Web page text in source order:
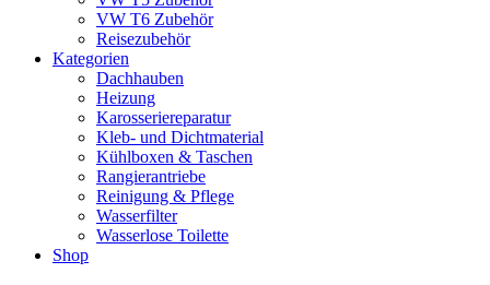
VW T6 Zubehör
Reisezubehör
Kategorien
Dachhauben
Heizung
Karosseriereparatur
Kleb- und Dichtmaterial
Kühlboxen & Taschen
Rangierantriebe
Reinigung & Pflege
Wasserfilter
Wasserlose Toilette
Shop